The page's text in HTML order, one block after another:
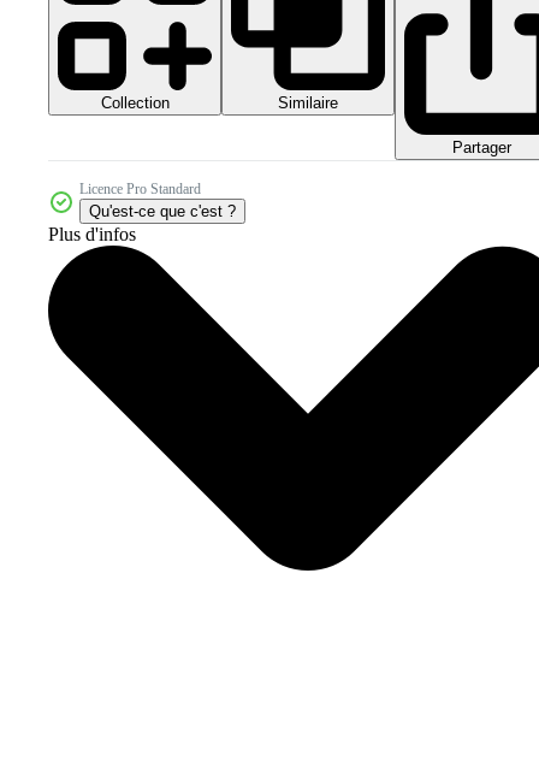
Collection Similaire
Partager
Licence Pro Standard
Qu'est-ce que c'est ?
Plus d'infos